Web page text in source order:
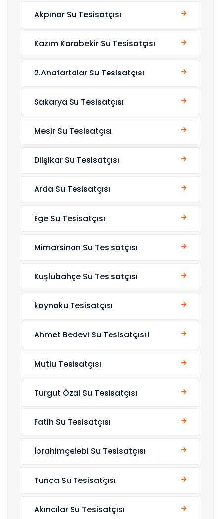
Akpınar Su Tesisatçısı
Kazım Karabekir Su Tesisatçısı
2.Anafartalar Su Tesisatçısı
Sakarya Su Tesisatçısı
Mesir Su Tesisatçısı
Dilşikar Su Tesisatçısı
Arda Su Tesisatçısı
Ege Su Tesisatçısı
Mimarsinan Su Tesisatçısı
Kuşlubahçe Su Tesisatçısı
kaynaku Tesisatçısı
Ahmet Bedevi Su Tesisatçısı i
Mutlu Tesisatçısı
Turgut Özal Su Tesisatçısı
Fatih Su Tesisatçısı
İbrahimçelebi Su Tesisatçısı
Tunca Su Tesisatçısı
Akıncılar Su Tesisatçısı